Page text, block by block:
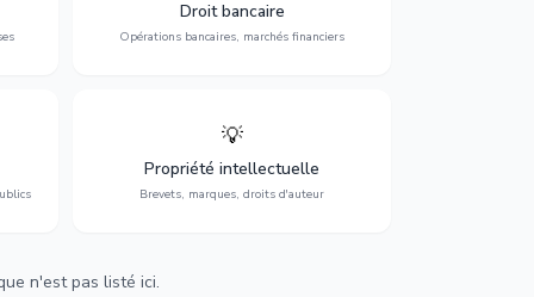
Droit bancaire
Opérations bancaires, marchés financiers
régulation.
💡
Propriété intellectuelle
Brevets, marques, droits d'auteur
Protection de vos créations : brevets,
marques, droits d'auteur et lutte contre la
contrefaçon.
n'est pas listé ici.